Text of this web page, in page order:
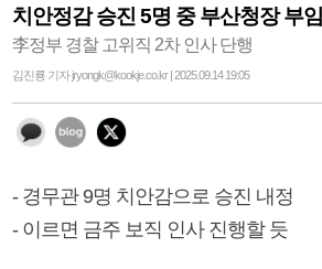
치안정감 승진 5명 중 부산청장 부
李정부 경찰 고위직 2차 인사 단행
김진룡 기자 jryongk@kookje.co.kr | 2025.09.14 19:05
- 경무관 9명 치안감으로 승진 내정
- 이르면 금주 보직 인사 진행할 듯